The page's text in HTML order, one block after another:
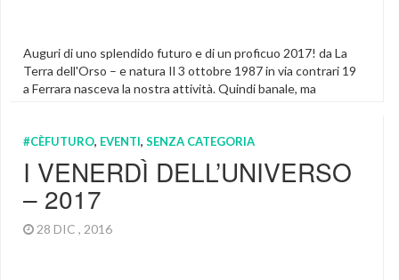
Auguri di uno splendido futuro e di un proficuo 2017! da La
Terra dell'Orso – e natura Il 3 ottobre 1987 in via contrari 19
a Ferrara nasceva la nostra attività. Quindi banale, ma
modi dando fondo alla […]
#CÈFUTURO, EVENTI, SENZA CATEGORIA
I VENERDÌ DELL’UNIVERSO
– 2017
28 DIC , 2016